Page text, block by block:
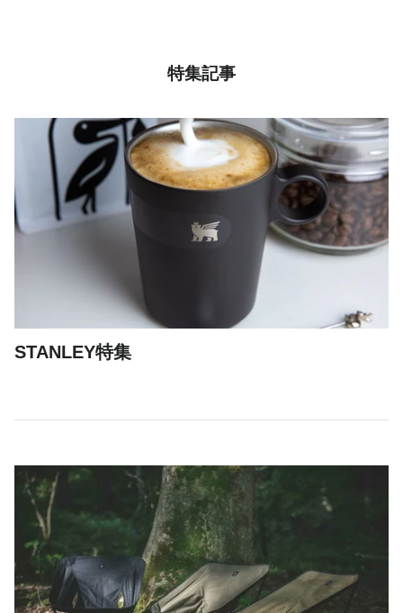
特集記事
STANLEY特集